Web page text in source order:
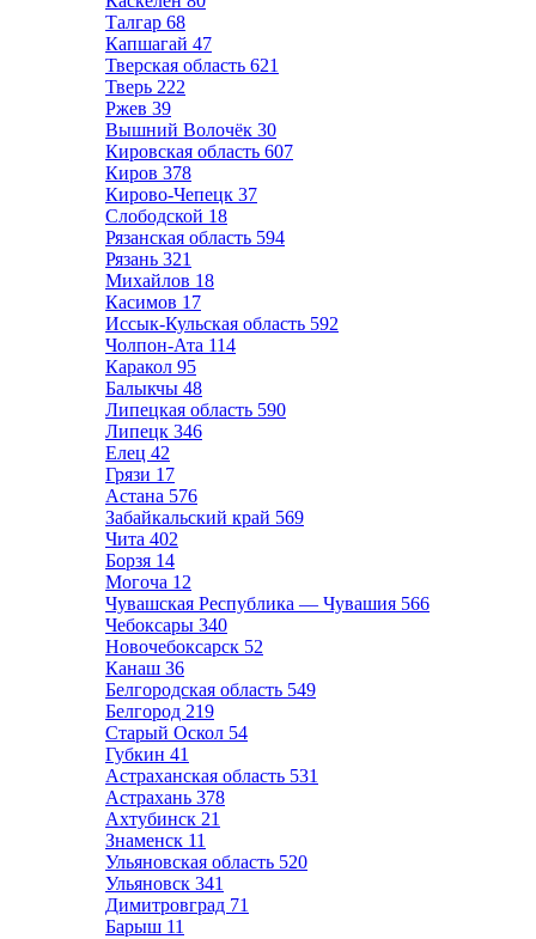
Талгар 68
Капшагай 47
Тверская область 621
Тверь 222
Ржев 39
Вышний Волочёк 30
Кировская область 607
Киров 378
Кирово-Чепецк 37
Слободской 18
Рязанская область 594
Рязань 321
Михайлов 18
Касимов 17
Иссык-Кульская область 592
Чолпон-Ата 114
Каракол 95
Балыкчы 48
Липецкая область 590
Липецк 346
Елец 42
Грязи 17
Астана 576
Забайкальский край 569
Чита 402
Борзя 14
Могоча 12
Чувашская Республика — Чувашия 566
Чебоксары 340
Новочебоксарск 52
Канаш 36
Белгородская область 549
Белгород 219
Старый Оскол 54
Губкин 41
Астраханская область 531
Астрахань 378
Ахтубинск 21
Знаменск 11
Ульяновская область 520
Ульяновск 341
Димитровград 71
Барыш 11